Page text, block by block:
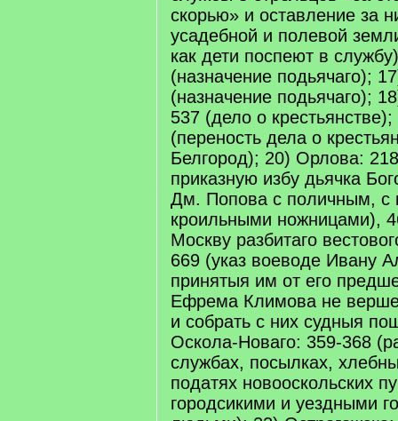
скорью» и оставление за
усадебной и полевой
как дети поспеют в
(назначение подьячаго);
(назначение подьячаго);
537 (дело о
(переность дела о
Белгород); 20) Орлова:
приказную избу дьячка
Дм. Попова с поличным, с
кроильными ножницами),
Москву разбитаго
669 (указ воеводе Ивану
принятыя им от его
Ефрема Климова не
и собрать с них судныя
Оскола-Новаго: 359-368
службах, посылках,
податях новооскольских
городсикими и уездными